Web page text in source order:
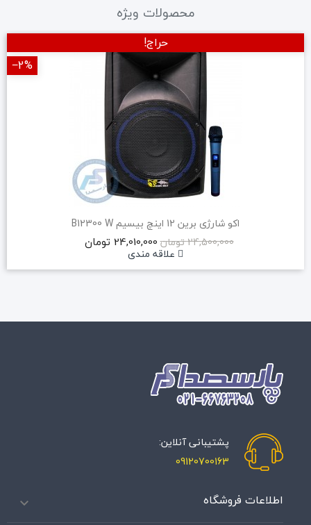
محصولات ویژه
اکو شارژی برین 12 اینچ بیسیم B12300 W
24,500,000 تومان
24,010,000 تومان
علاقه مندی
حراج!
‎−2%
پشتیبانی آنلاین:
09120700163
اطلاعات فروشگاه 